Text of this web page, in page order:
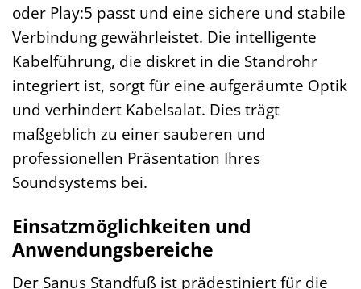
oder Play:5 passt und eine sichere und stabile
Verbindung gewährleistet. Die intelligente
Kabelführung, die diskret in die Standrohr
integriert ist, sorgt für eine aufgeräumte Optik
und verhindert Kabelsalat. Dies trägt
maßgeblich zu einer sauberen und
professionellen Präsentation Ihres
Soundsystems bei.
Einsatzmöglichkeiten und
Anwendungsbereiche
Der Sanus Standfuß ist prädestiniert für die